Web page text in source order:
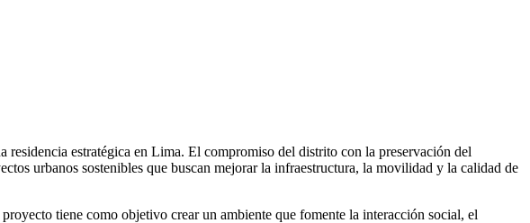
estratégica en Lima. El compromiso del distrito con la preservación del
urbanos sostenibles que buscan mejorar la infraestructura, la movilidad y la calidad de
tiene como objetivo crear un ambiente que fomente la interacción social, el